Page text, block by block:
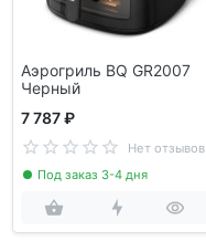
Аэрогриль BQ GR2007
Черный
7 787 ₽
Нет отзывов
Под заказ 3-4 дня